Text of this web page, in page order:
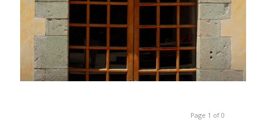
Page 1 of 0